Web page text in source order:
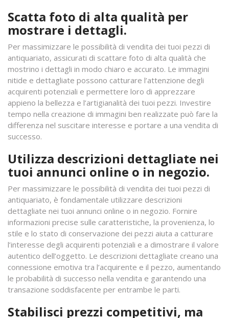
Scatta foto di alta qualità per
mostrare i dettagli.
Per massimizzare le possibilità di vendita dei tuoi pezzi di
antiquariato, assicurati di scattare foto di alta qualità che
mostrino i dettagli in modo chiaro e accurato. Le immagini
nitide e dettagliate possono catturare l’attenzione degli
acquirenti potenziali e permettere loro di apprezzare
appieno la bellezza e l’artigianalità dei tuoi pezzi. Investire
tempo nella creazione di immagini ben realizzate può fare la
differenza nel suscitare interesse e portare a una vendita di
successo.
Utilizza descrizioni dettagliate nei
tuoi annunci online o in negozio.
Per massimizzare le possibilità di vendita dei tuoi pezzi di
antiquariato, è fondamentale utilizzare descrizioni
dettagliate nei tuoi annunci online o in negozio. Fornire
informazioni precise sulle caratteristiche, la provenienza, lo
stile e lo stato di conservazione dei pezzi aiuta a catturare
l’interesse degli acquirenti potenziali e a dimostrare il valore
autentico dell’oggetto. Le descrizioni dettagliate creano una
connessione emotiva tra l’acquirente e il pezzo, aumentando
le probabilità di successo nella vendita e garantendo una
transazione soddisfacente per entrambe le parti.
Stabilisci prezzi competitivi, ma